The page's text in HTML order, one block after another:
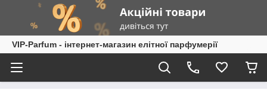
VIP-Parfum - інтернет-магазин елітної парфумерії